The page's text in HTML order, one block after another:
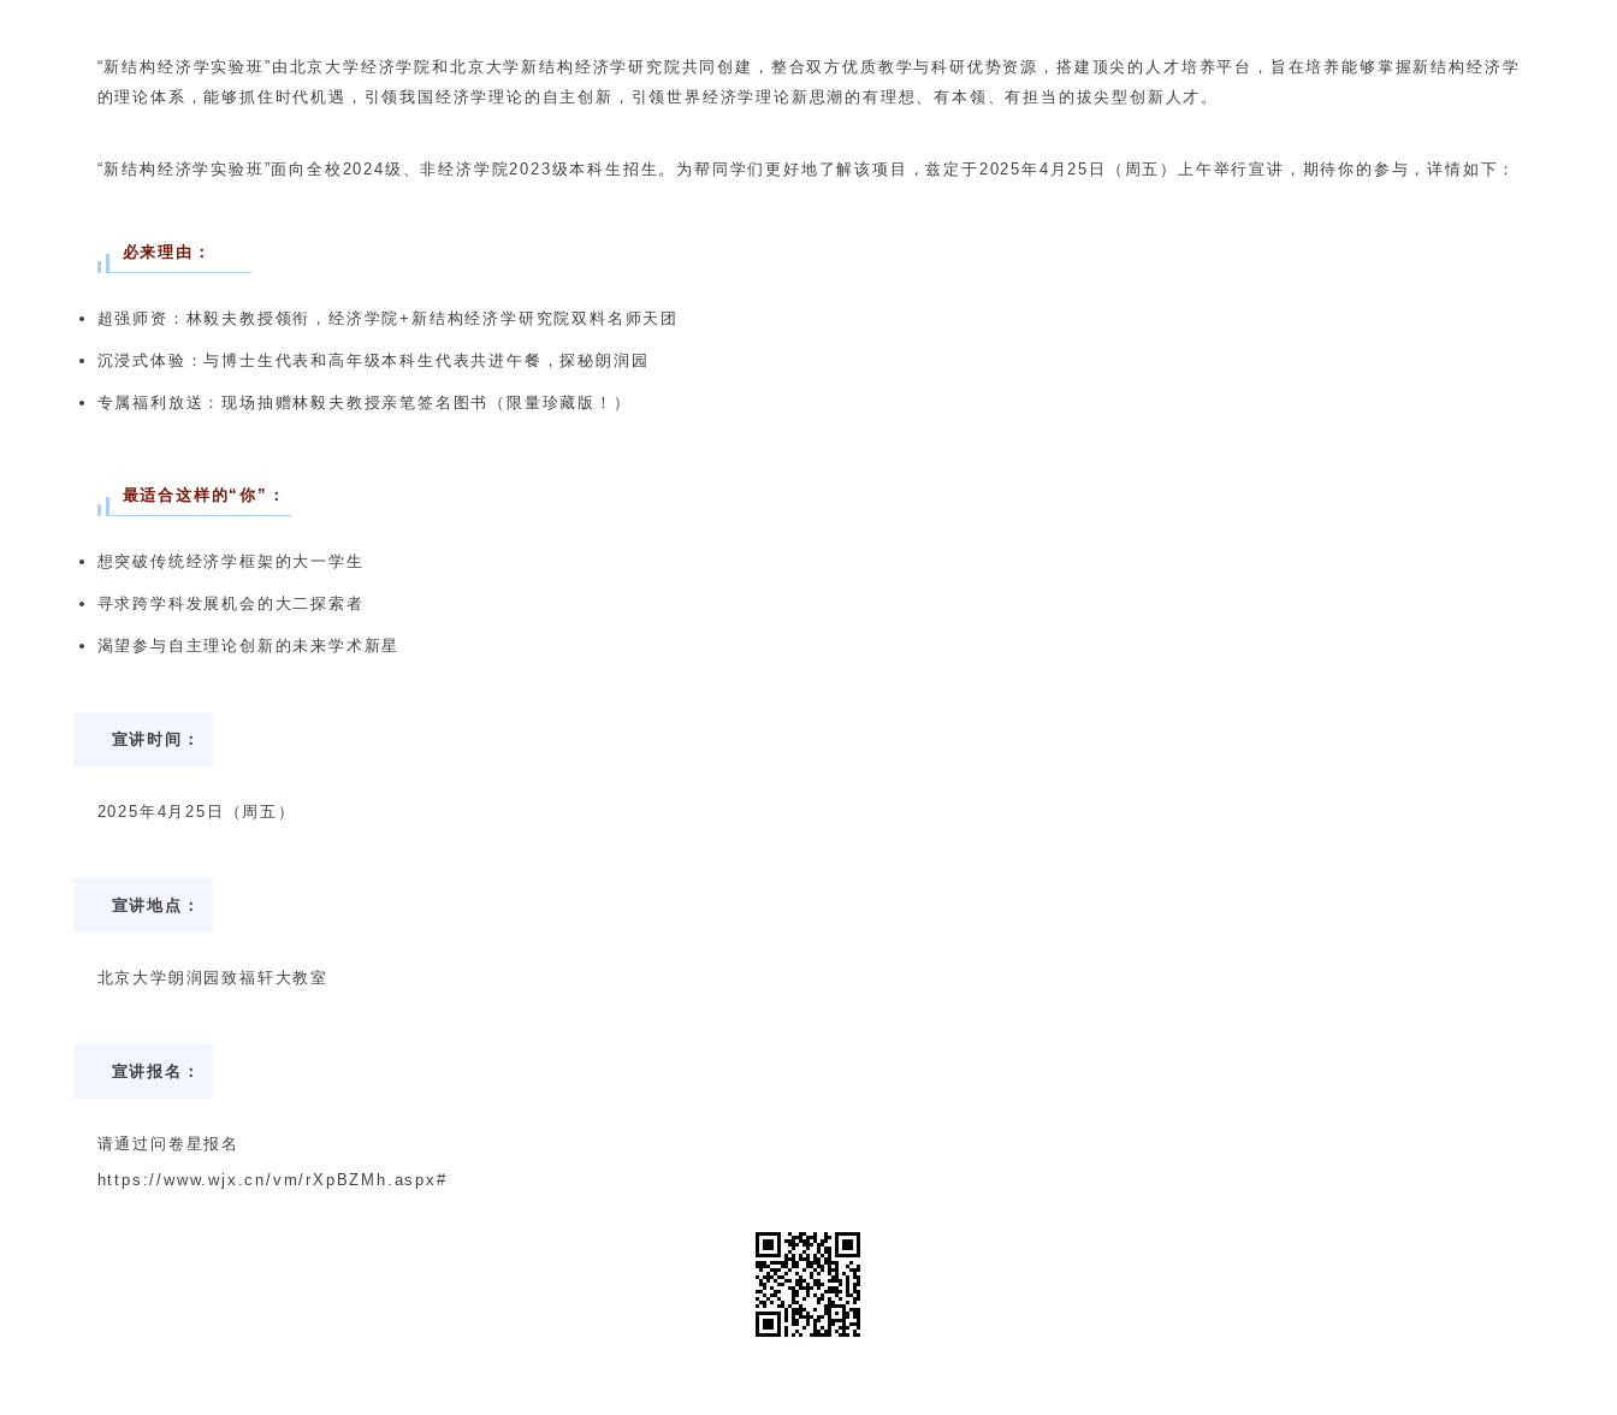
“新结构经济学实验班”由北京大学经济学院和北京大学新结构经济学研究院共同创建，整合双方优质教学与科研优势资源，搭建顶尖的人才培养平台，旨在培养能够掌握新结构经济学
的理论体系，能够抓住时代机遇，引领我国经济学理论的自主创新，引领世界经济学理论新思潮的有理想、有本领、有担当的拔尖型创新人才。
“新结构经济学实验班”面向全校2024级、非经济学院2023级本科生招生。为帮同学们更好地了解该项目，兹定于2025年4月25日（周五）上午举行宣讲，期待你的参与，详情如下：
必来理由：
超强师资：林毅夫教授领衔，经济学院+新结构经济学研究院双料名师天团
沉浸式体验：与博士生代表和高年级本科生代表共进午餐，探秘朗润园
专属福利放送：现场抽赠林毅夫教授亲笔签名图书（限量珍藏版！）
最适合这样的“你”：
想突破传统经济学框架的大一学生
寻求跨学科发展机会的大二探索者
渴望参与自主理论创新的未来学术新星
宣讲时间：
2025年4月25日（周五）
宣讲地点：
北京大学朗润园致福轩大教室
宣讲报名：
请通过问卷星报名
https://www.wjx.cn/vm/rXpBZMh.aspx#